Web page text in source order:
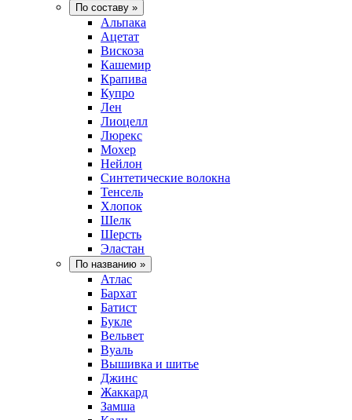
По составу »
Альпака
Ацетат
Вискоза
Кашемир
Крапива
Купро
Лен
Лиоцелл
Люрекс
Мохер
Нейлон
Синтетические волокна
Тенсель
Хлопок
Шелк
Шерсть
Эластан
По названию »
Атлас
Бархат
Батист
Букле
Вельвет
Вуаль
Вышивка и шитье
Джинс
Жаккард
Замша